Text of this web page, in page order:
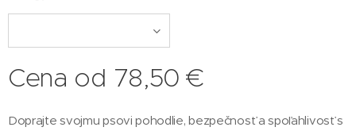
Cena od 78,50 €
Doprajte svojmu psovi pohodlie, bezpečnosť a spoľahlivosť s